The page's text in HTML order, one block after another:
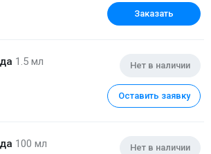
Заказать
1.5 мл Нет в наличии
Оставить заявку
100 мл
Нет в наличии